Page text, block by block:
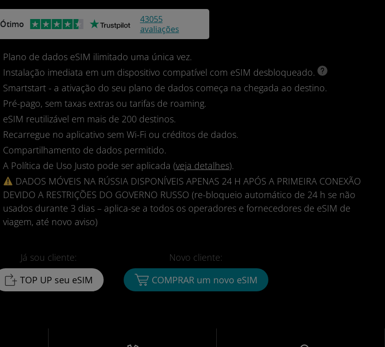
Ótimo
43055
avaliações
Plano de dados eSIM ilimitado uma única vez.
Instalação imediata em um dispositivo compatível com eSIM desbloqueado.
Smartstart - a ativação do seu plano de dados começa na chegada ao destino.
Pré-pago, sem taxas extras ou tarifas de roaming.
eSIM reutilizável em mais de 200 destinos.
Recarregue no aplicativo sem Wi-Fi ou créditos de dados.
Compartilhamento de dados permitido.
A Política de Uso Justo pode ser aplicada (veja detalhes).
DADOS MÓVEIS NA RÚSSIA DISPONÍVEIS APENAS 24 H APÓS A PRIMEIRA CONEXÃO
DEVIDO A RESTRIÇÕES DO GOVERNO RUSSO (re-bloqueio automático de 24 h se não
usados durante 3 dias – aplica-se a todos os operadores e fornecedores de eSIM de
viagem, até novo aviso)
Já sou cliente:
TOP UP seu eSIM
Novo cliente:
COMPRAR um novo eSIM